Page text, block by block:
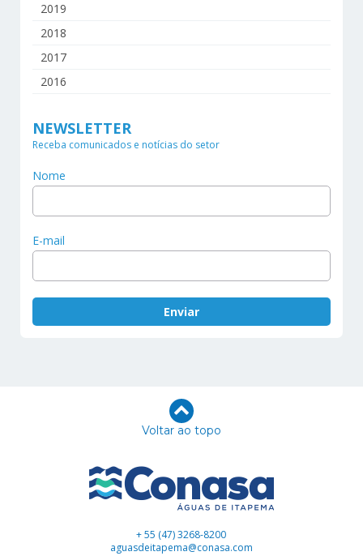
2019
2018
2017
2016
NEWSLETTER
Receba comunicados e notícias do setor
Nome
E-mail
Voltar ao topo
+ 55 (47) 3268-8200
aguasdeitapema@conasa.com